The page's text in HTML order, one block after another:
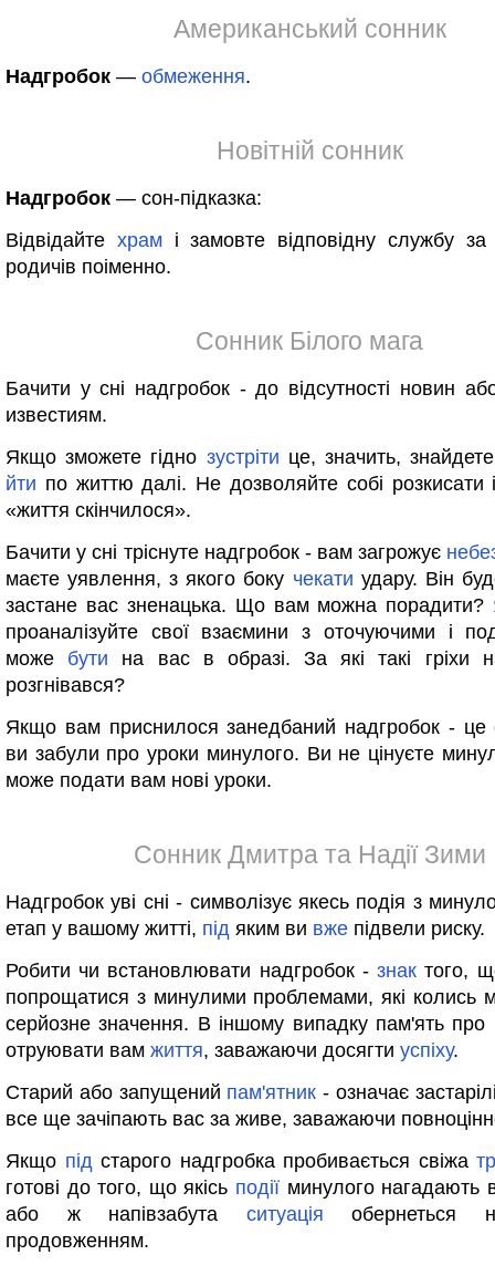
Американський сонник
Надгробок — обмеження.
Новітній сонник
Надгробок — сон-підказка:
Відвідайте храмі замовте відповідну службу за
родичів поіменно.
Сонник Білого мага
Бачити у сні надгробок - до відсутності новин
известиям.
Якщо зможете гідно зустріти це, значить,
йти по життю далі. Не дозволяйте собі
«життя скінчилося».
Бачити у сні тріснуте надгробок - вам загрожує
маєте уявлення, з якого боку чекати удару. Він
застане вас зненацька. Що вам можна порадити?
проаналізуйте свої взаємини з оточуючими і
може бути на вас в образі. За які такі гріхи
розгнівався?
Якщо вам приснилося занедбаний надгробок - це
ви забули про уроки минулого. Ви не цінуєте
може подати вам нові уроки.
Сонник Дмитра та Надії Зими
Надгробок уві сні - символізує якесь подія з
етап у вашому житті, під яким ви вже підвели риску.
Робити чи встановлювати надгробок -знак того,
попрощатися з минулими проблемами, які колись
серйозне значення. В іншому випадку пам'ять про
отруювати вам життя, заважаючи досягти успіху.
Старий або запущений пам'ятник - означає
все ще зачіпають вас за живе, заважаючи
Якщо підстарого надгробка пробивається свіжа
готові до того, що якісь події минулого нагадають
або ж напівзабута ситуація обернеться
продовженням.